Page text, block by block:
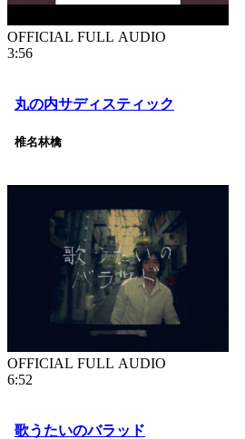
OFFICIAL FULL AUDIO
3:56
丸の内サディスティック
椎名林檎
OFFICIAL FULL AUDIO
6:52
歌うたいのバラッド